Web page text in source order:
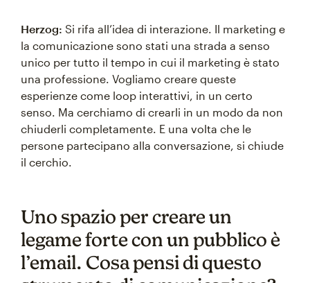
Herzog: Si rifa all’idea di interazione. Il marketing e
la comunicazione sono stati una strada a senso
unico per tutto il tempo in cui il marketing è stato
una professione. Vogliamo creare queste
esperienze come loop interattivi, in un certo
senso. Ma cerchiamo di crearli in un modo da non
chiuderli completamente. E una volta che le
persone partecipano alla conversazione, si chiude
il cerchio.
Uno spazio per creare un
legame forte con un pubblico è
l’email. Cosa pensi di questo